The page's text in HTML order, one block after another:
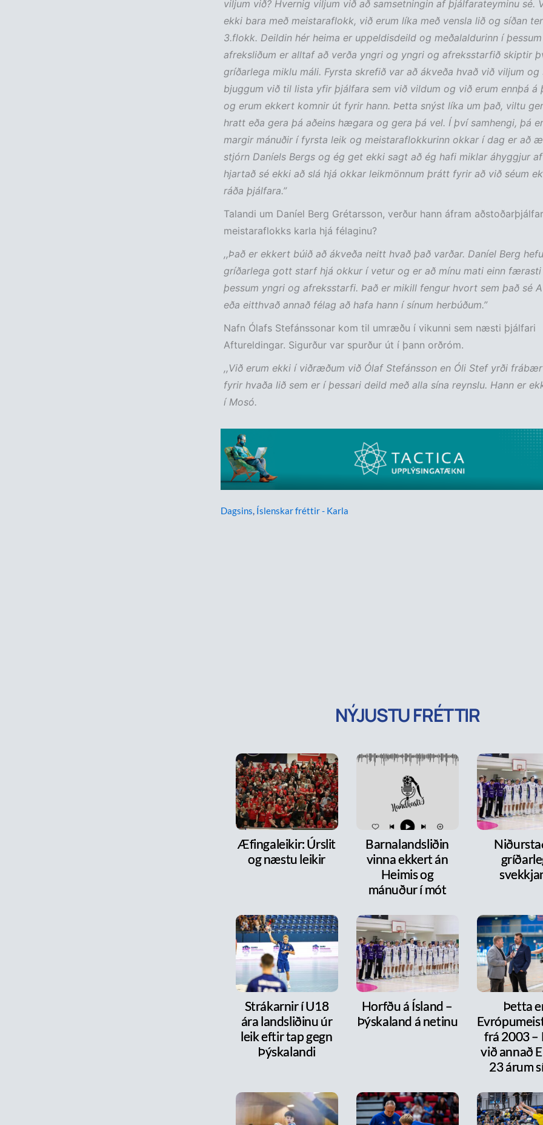
viljum við? Hvernig viljum við að samsetningin af þjálfarateyminu sé.
ekki bara með meistaraflokk, við erum líka með vensla lið og síðan
3.flokk. Deildin hér heima er uppeldisdeild og meðalaldurinn í þessum
afreksliðum er alltaf að verða yngri og yngri og afreksstarfið skiptir
gríðarlega miklu máli. Fyrsta skrefið var að ákveða hvað við viljum og
bjuggum við til lista yfir þjálfara sem við vildum og við erum ennþá á
og erum ekkert komnir út fyrir hann. Þetta snýst líka um það, viltu
hratt eða gera þá aðeins hægara og gera þá vel. Í því samhengi, þá
margir mánuðir í fyrsta leik og meistaraflokkurinn okkar í dag er að
stjórn Daníels Bergs og ég get ekki sagt að ég hafi miklar áhyggjur
hjartað sé ekki að slá hjá okkar leikmönnum þrátt fyrir að við séum
ráða þjálfara.”
Talandi um Daníel Berg Grétarsson, verður hann áfram
meistaraflokks karla hjá félaginu?
,,Það er ekkert búið að ákveða neitt hvað það varðar. Daníel Berg
gríðarlega gott starf hjá okkur í vetur og er að mínu mati einn
þessum yngri og afreksstarfi. Það er mikill fengur hvort sem það sé
eða eitthvað annað félag að hafa hann í sínum herbúðum.”
Nafn Ólafs Stefánssonar kom til umræðu í vikunni sem næsti þjálfari
Aftureldingar. Sigurður var spurður út í þann orðróm.
,,Við erum ekki í viðræðum við Ólaf Stefánsson en Óli Stef yrði
fyrir hvaða lið sem er í þessari deild með alla sína reynslu. Hann er
í Mosó.
Dagsins, Íslenskar fréttir - Karla
NÝJUSTU FRÉTTIR
Æfingaleikir: Úrslit
og næstu leikir
Barnalandsliðin
vinna ekkert án
Heimis og
mánuður í mót
Strákarnir í U18
ára landsliðinu úr
leik eftir tap gegn
Þýskalandi
Horfðu á Ísland –
Þýskaland á netinu
Þetta
frá 2003 –
við annað
23 árum